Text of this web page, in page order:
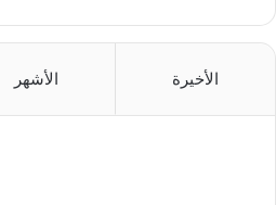
الأخيرة الأشهر